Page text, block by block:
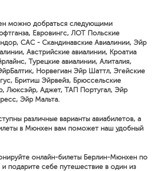
можно добраться следующими
Евровингс, ЛОТ Польские
САС - Скандинавские Авиалинии, Эйр
Австрийские авиалинии, Кроатиа
Турецкие авиалинии, Алиталия,
Норвегиан Эйр Шаттл, Эгейские
Бритиш Эйрвейз, Брюссельские
Люксэйр, Аджет, ТАП Португал, Эйр
Эйр Мальта.
различные варианты авиабилетов, а
в Мюнхен вам поможет наш удобный
онлайн-билеты Берлин-Мюнхен по
подарите себе путешествие в один из